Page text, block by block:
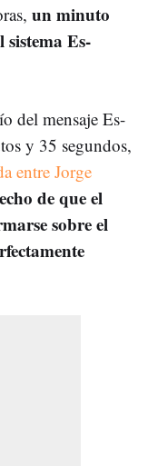
un minuto
sistema Es-
del mensaje Es-
y 35 segundos,
entre Jorge
de que el
sobre el